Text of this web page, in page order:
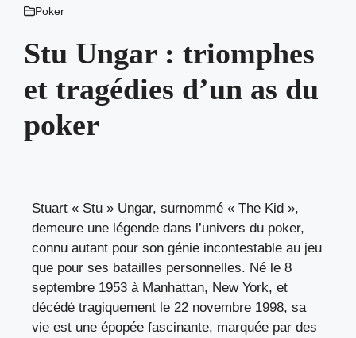
Poker
Stu Ungar : triomphes
et tragédies d’un as du
poker
Stuart « Stu » Ungar, surnommé « The Kid »,
demeure une légende dans l’univers du poker,
connu autant pour son génie incontestable au jeu
que pour ses batailles personnelles. Né le 8
septembre 1953 à Manhattan, New York, et
décédé tragiquement le 22 novembre 1998, sa
vie est une épopée fascinante, marquée par des